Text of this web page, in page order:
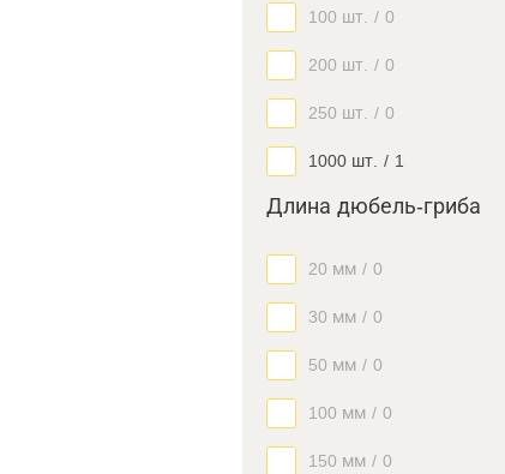
100 шт. / 0
200 шт. / 0
250 шт. / 0
1000 шт. / 1
Длина дюбель-гриба
20 мм / 0
30 мм / 0
50 мм / 0
100 мм / 0
150 мм / 0